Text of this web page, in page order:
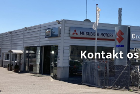
Kontakt os